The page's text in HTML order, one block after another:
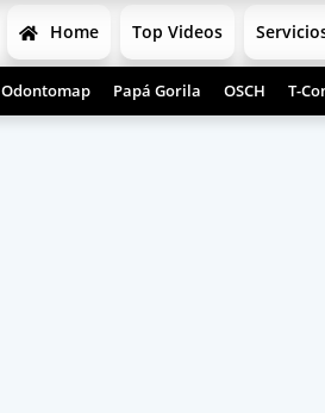
Home Top Videos
Odontomap Papá Gorila OSCH T-